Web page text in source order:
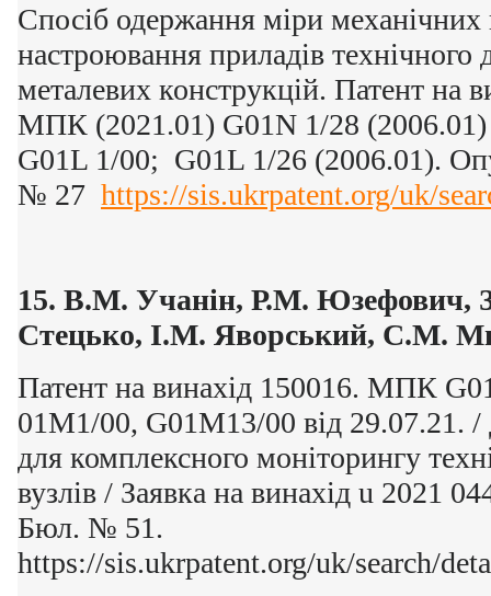
Спосіб одержання міри
настроювання приладів технічного
металевих конструкцій. Патент на
МПК (2021.01) G01N 1/28 (2006.01)
G01L 1/00; G01L 1/26 (2006.01).
№ 27 https://sis.ukrpatent.org/uk/
15. В.М. Учанін, Р.М. Юзефович,
Стецько, І.М. Яворський, С.М.
Патент на винахід 150016. МПК
01M1/00, G01M13/00 від 29.07.21. /
для комплексного моніторингу
вузлів / Заявка на винахід u 2021
Бюл. № 51.
https://sis.ukrpatent.org/uk/search/